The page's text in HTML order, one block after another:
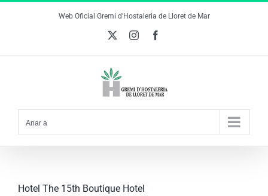
Web Oficial Gremi d'Hostaleria de Lloret de Mar
Instagram
Anar a
Hotel The 15th Boutique Hotel